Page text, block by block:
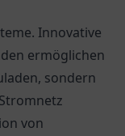
Innovative
ermöglichen
sondern
von